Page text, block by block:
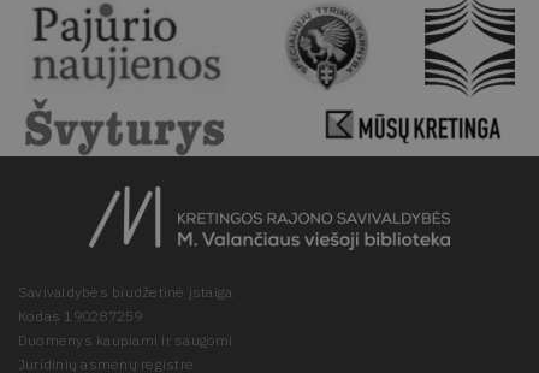
Savivaldybės biudžetinė įstaiga
Kodas 190287259
Duomenys kaupiami ir saugomi
Juridinių asmenų registre